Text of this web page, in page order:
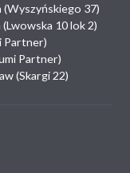
(Wyszyńskiego 37)
10 lok 2)
Partner)
Partner)
(Skargi 22)